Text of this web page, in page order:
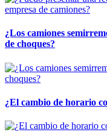
¿Los camiones
de choques?
¿El cambio de horario